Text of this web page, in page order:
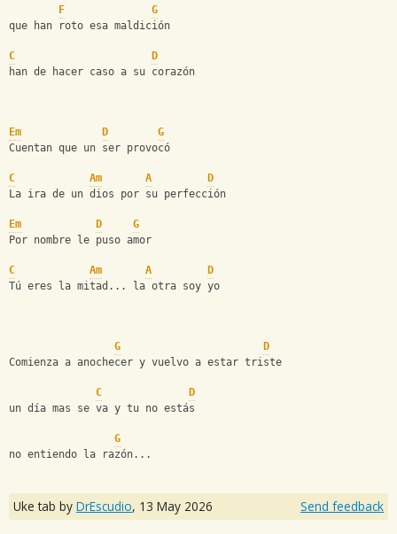
F
G
que han roto esa maldición
C
D
han de hacer caso a su corazón
Em D
G
Cuentan que un ser provocó
C Am A
D
La ira de un dios por su perfección
Em D
G
Por nombre le puso amor
C Am A
D
Tú eres la mitad... la otra soy yo
G
D
Comienza a anochecer y vuelvo a estar triste
C
D
un día mas se va y tu no estás
G
no entiendo la razón...
Uke tab by DrEscudio, 13 May 2026 Send feedback